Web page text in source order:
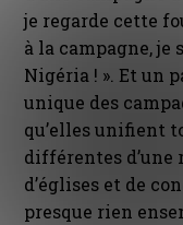
je regarde cette
à la campagne, je
Nigéria ! ». Et un
unique des
qu’elles unifient
différentes d’une
d’églises et de
presque rien